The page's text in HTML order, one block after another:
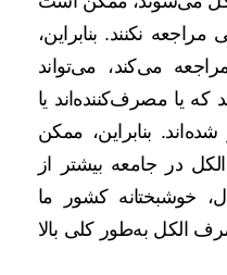
نکنند. بنابراین،
می‌کند، می‌تواند
دیگر باشد که یا مصرف‌کننده‌اند یا
بنابراین، ممکن
در جامعه بیشتر از
خوشبختانه کشور ما
الکل به‌طور کلی بالا